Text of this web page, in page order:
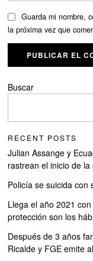
Guarda mi nombre,
la próxima vez que
Buscar
RECENT POSTS
Julian Assange y
rastrean el inicio de
Policía se suicida con
Llega el año 2021
protección son los
Después de 3 años
Ricalde y FGE emite